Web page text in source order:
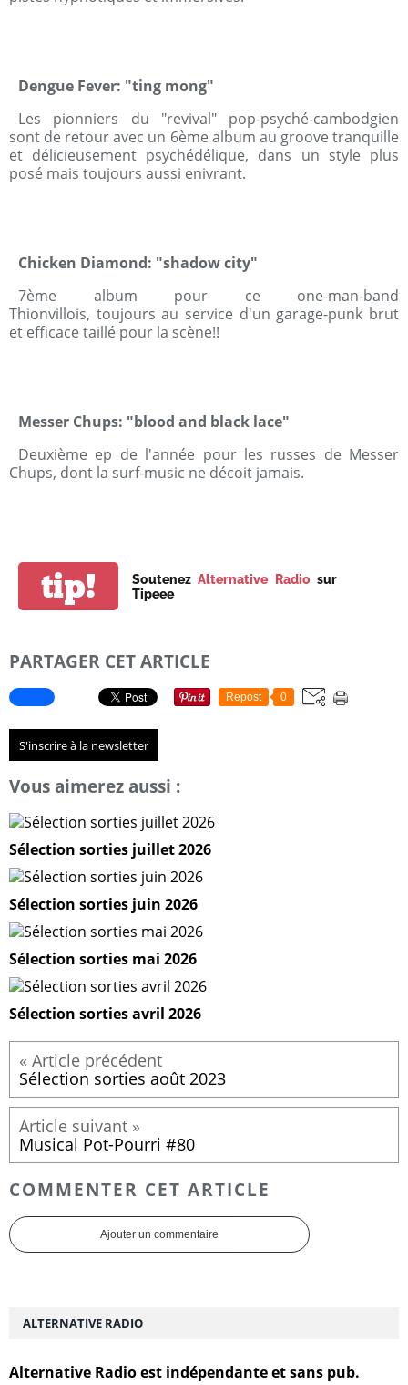
Dengue Fever: "ting mong"
Les pionniers du "revival" pop-psyché-cambodgien
sont de retour avec un 6ème album au groove tranquille
et délicieusement psychédélique, dans un style plus
posé mais toujours aussi enivrant.
Chicken Diamond: "shadow city"
7ème album pour ce one-man-band
Thionvillois, toujours au service d'un garage-punk brut
et efficace taillé pour la scène!!
Messer Chups: "blood and black lace"
Deuxième ep de l'année pour les russes de Messer
Chups, dont la surf-music ne décoit jamais.
tip! SoutenezAlternative Radiosur
Tipeee
PARTAGER CET ARTICLE
Repost 0
S'inscrire à la newsletter
Vous aimerez aussi :
Sélection sorties juillet 2026
Sélection sorties juin 2026
Sélection sorties mai 2026
Sélection sorties avril 2026
Sélection sorties août 2023
Musical Pot-Pourri #80
COMMENTER CET ARTICLE
Ajouter un commentaire
ALTERNATIVE RADIO
Alternative Radio est indépendante et sans pub.